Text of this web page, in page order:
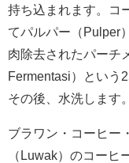
持ち込まれます。コ
てパルパー（Pulper
肉除去されたパーチ
Fermentasi）という
その後、水洗します。
ブラワン・コーヒー
（Luwak）のコーヒ